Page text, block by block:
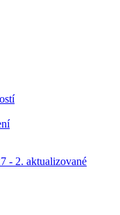
- 2. aktualizované